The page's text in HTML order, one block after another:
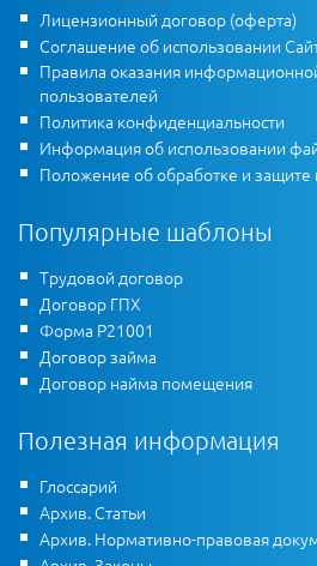
Лицензионный договор (оферта)
Соглашение об использовании
Правила оказания
пользователей
Политика конфиденциальности
Информация об использовании
Положение об обработке и
Популярные шаблоны
Трудовой договор
Договор ГПХ
Форма Р21001
Договор займа
Договор найма помещения
Полезная информация
Глоссарий
Архив. Статьи
Архив. Нормативно-правовая